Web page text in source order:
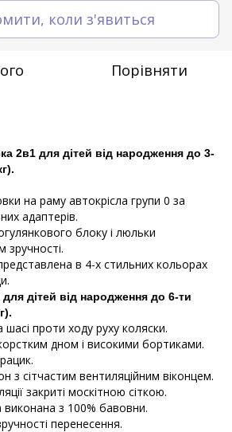
коли з'явиться
Порівняти
2в1 для дітей від народження до 3-
на раму автокрісла групи 0 за
адаптерів.
блоку і люльки
зручності.
​​в 4-х стильних кольорах
дітей від народження до 6-ти
проти ходу руху коляски.
дном і високими бортиками.
з сітчастим вентиляційним віконцем.
закриті москітною сіткою.
з 100% бавовни.
перенесення.